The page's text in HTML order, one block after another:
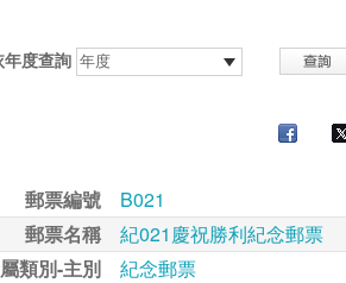
年度查詢
郵票編號
B021
郵票名稱
紀021慶祝勝利紀念郵票
類別-主別
紀念郵票